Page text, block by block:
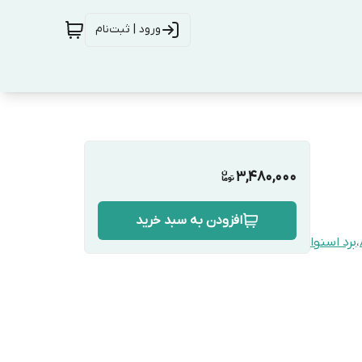
ورود | ثبت‌نام
،برد اسنوا
3,480,000
افزودن به سبد خرید